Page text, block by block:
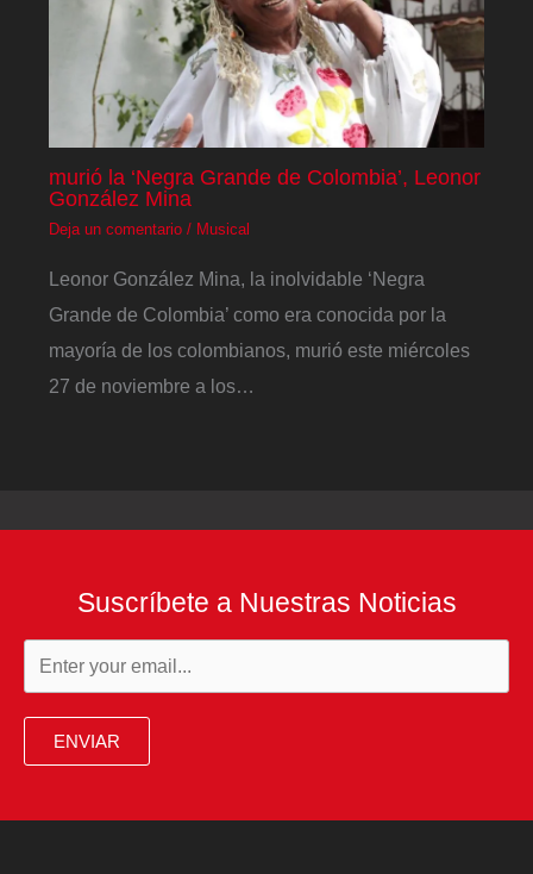
murió la ‘Negra Grande de Colombia’, Leonor
González Mina
Deja un comentario / Musical
Leonor González Mina, la inolvidable ‘Negra
Grande de Colombia’ como era conocida por la
mayoría de los colombianos, murió este miércoles
27 de noviembre a los…
Suscríbete a Nuestras Noticias
ENVIAR